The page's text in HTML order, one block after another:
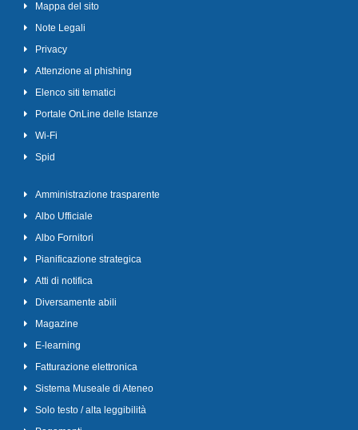
Mappa del sito
Note Legali
Privacy
Attenzione al phishing
Elenco siti tematici
Portale OnLine delle Istanze
Wi-Fi
Spid
Amministrazione trasparente
Albo Ufficiale
Albo Fornitori
Pianificazione strategica
Atti di notifica
Diversamente abili
Magazine
E-learning
Fatturazione elettronica
Sistema Museale di Ateneo
Solo testo / alta leggibilità